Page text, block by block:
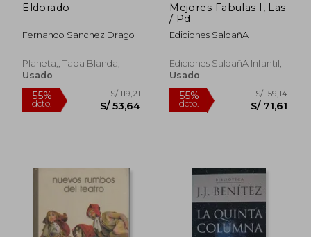
55% S/ 142,74 40%
dcto.
S/
Eldorado
Fernando Sanchez Drago
Planeta,, Tapa Blanda,
Usado
Mejores Fabulas I, Las
/ Pd
Ediciones SaldañA
Ediciones SaldañA Infantil,
Usado